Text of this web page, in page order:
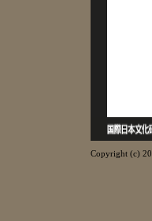
Copyright (c)